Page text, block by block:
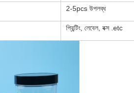
2-5pcs উপলব্ধ
প্রিন্টিং, লেবেল, বক্স .etc